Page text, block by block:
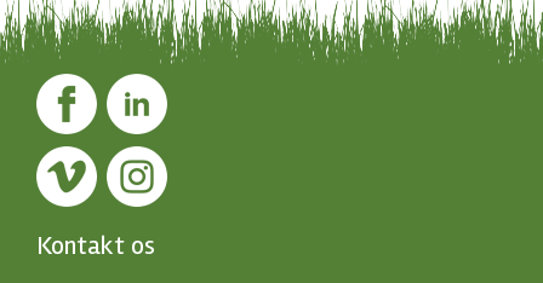
Kontakt os